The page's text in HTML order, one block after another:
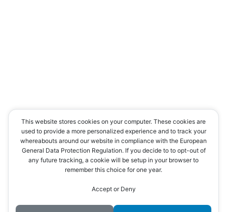
This website stores cookies on your computer. These cookies are
used to provide a more personalized experience and to track your
whereabouts around our website in compliance with the European
General Data Protection Regulation. If you decide to to opt-out of
any future tracking, a cookie will be setup in your browser to
remember this choice for one year.
Accept or Deny